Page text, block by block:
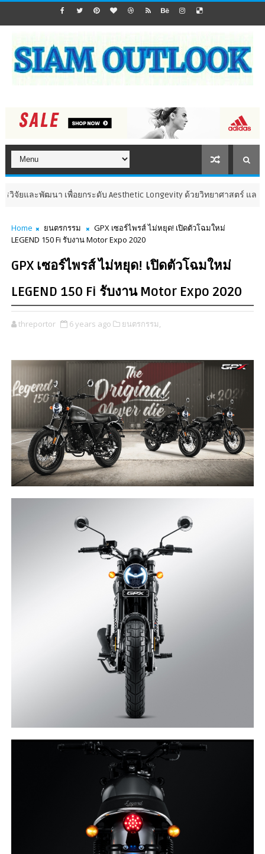
า เพื่อยกระดับ Aesthetic Longevity ด้วยวิทยาศาสตร์ และนวัตกรรม
Home ยนตรกรรม
GPX เซอร์ไพรส์ ไม่หยุด! เปิดตัวโฉมใหม่
LEGEND 150 Fi รับงาน Motor Expo 2020
GPX เซอร์ไพรส์ ไม่หยุด! เปิดตัวโฉมใหม่
LEGEND 150 Fi รับงาน Motor Expo 2020
threportor 6 years ago ยนตรกรรม,